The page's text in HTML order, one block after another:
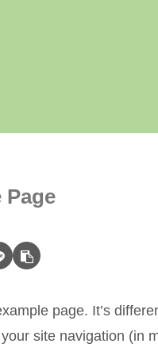
Page
page. It’s
site navigation (in